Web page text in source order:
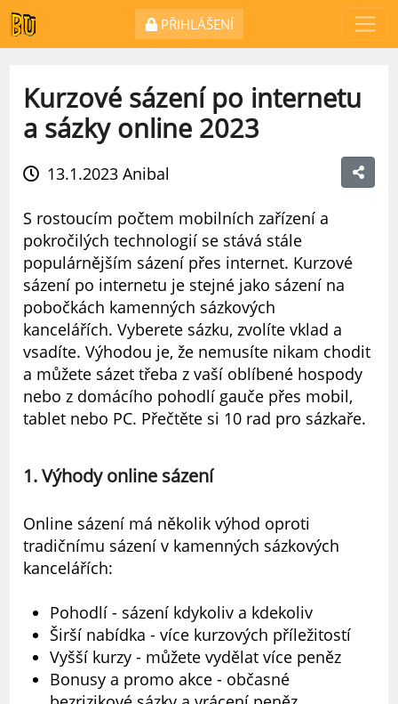
PŘIHLÁŠENÍ
Kurzové sázení po internetu
a sázky online 2023
13.1.2023 Anibal
S rostoucím počtem mobilních zařízení a
pokročilých technologií se stává stále
populárnějším sázení přes internet. Kurzové
sázení po internetu je stejné jako sázení na
pobočkách kamenných sázkových
kancelářích.Vyberete sázku, zvolíte vklad a
vsadíte. Výhodou je, že nemusíte nikam chodit
a můžete sázet třeba z vaší oblíbené hospody
nebo z domácího pohodlí gauče přes mobil,
tablet nebo PC. Přečtěte si 10 rad pro sázkaře.
1. Výhody online sázení
Online sázení má několik výhod oproti
tradičnímu sázení v kamenných sázkových
kancelářích:
Pohodlí - sázení kdykoliv a kdekoliv
Širší nabídka - více kurzových příležitostí
Vyšší kurzy - můžete vydělat více peněz
Bonusy a promo akce - občasné